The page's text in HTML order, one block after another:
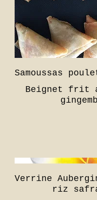
Samoussas
Beignet frit
Verrine
riz